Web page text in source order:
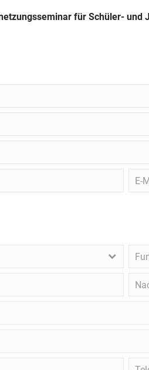
für Schüler-
E-
Mail